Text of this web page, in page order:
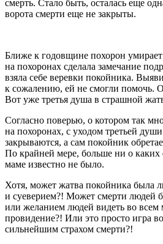
смерть. Стало быть, осталась еще
ворота смерти еще не закрыты.
Ближе к годовщине похорон
на похоронах сделала замечание
взяла себе веревки покойника.
к сожалению, ей не смогли помочь.
Вот уже третья душа в страшной
Согласно поверью, о котором так
на похоронах, с уходом третьей
закрываются, а сам покойник
По крайней мере, больше ни о каких
маме известно не было.
Хотя, может жатва покойника была
и суеверием?! Может смерти людей
или желанием людей видеть во всем
провидение?! Или это просто игра
сильнейшим страхом смерти?!